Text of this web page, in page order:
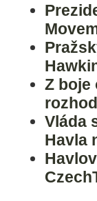
Z boje
Vláda
Havla